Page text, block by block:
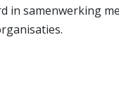
in samenwerking